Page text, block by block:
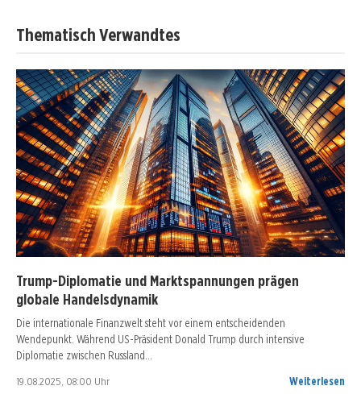
Thematisch Verwandtes
Trump-Diplomatie und Marktspannungen prägen
globale Handelsdynamik
Die internationale Finanzwelt steht vor einem entscheidenden
Wendepunkt. Während US-Präsident Donald Trump durch intensive
Diplomatie zwischen Russland…
19.08.2025, 08:00 Uhr Weiterlesen